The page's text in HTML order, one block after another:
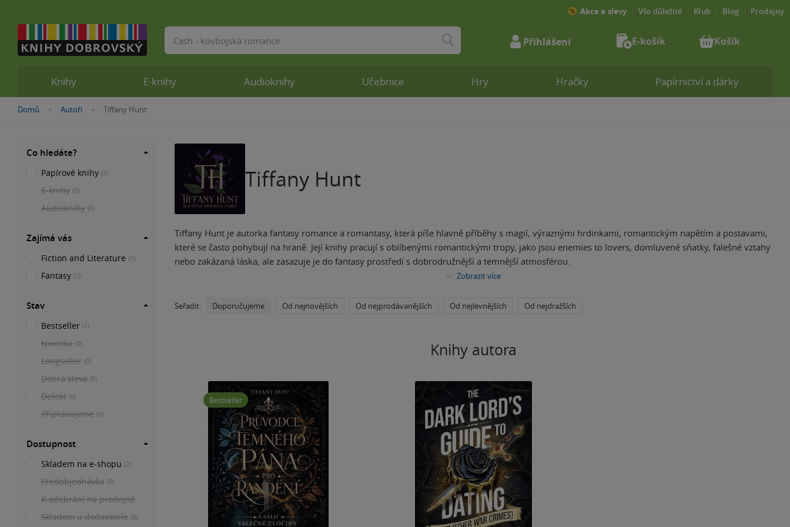
Nacházíte
Domů »Autoři »
Tiffany Hunt
Tiffany Hunt
Tiffany Hunt je autorka fantasy romance a romantasy, která píše hlavně příběhy s magií, výraznými hrdinkami, romantickým napětím a postavami,
které se často pohybují na hraně. Její knihy pracují s oblíbenými romantickými tropy, jako jsou enemies to lovers, domluvené sňatky, falešné vztahy
nebo zakázaná láska, ale zasazuje je do fantasy prostředí s dobrodružnější a temnější atmosférou.
Zobrazit více
Seřadit: Doporučujeme Od nejnovějších Od nejprodávanějších Od nejlevnějších Od nejdražších
Knihy autora
Bestseller
Co hledáte?
Papírové knihy (2)
E-knihy (0)
Audioknihy (0)
Zajímá vás
Fiction and Literature (1)
Fantasy (1)
Stav
Bestseller (1)
Novinka (0)
Longseller (0)
Dobrá sleva (0)
Defekt (0)
Připravujeme (0)
Dostupnost
Skladem na e-shopu (2)
Předobjednávka (0)
K odebrání na prodejně
Skladem u dodavatele (0)
Knihy E-knihy Audioknihy Učebnice Hry Hračky Papírnictví a dárky
Akce a slevy Vše důležité Klub Blog Prodejny
Vyhledávání Přihlášení E-košík Košík